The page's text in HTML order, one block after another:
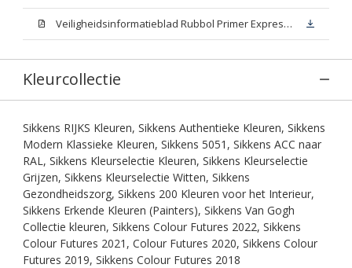
Veiligheidsinformatieblad Rubbol Primer Express N00 (MSDS)
Kleurcollectie
Sikkens RIJKS Kleuren, Sikkens Authentieke Kleuren, Sikkens
Modern Klassieke Kleuren, Sikkens 5051, Sikkens ACC naar
RAL, Sikkens Kleurselectie Kleuren, Sikkens Kleurselectie
Grijzen, Sikkens Kleurselectie Witten, Sikkens
Gezondheidszorg, Sikkens 200 Kleuren voor het Interieur,
Sikkens Erkende Kleuren (Painters), Sikkens Van Gogh
Collectie kleuren, Sikkens Colour Futures 2022, Sikkens
Colour Futures 2021, Colour Futures 2020, Sikkens Colour
Futures 2019, Sikkens Colour Futures 2018